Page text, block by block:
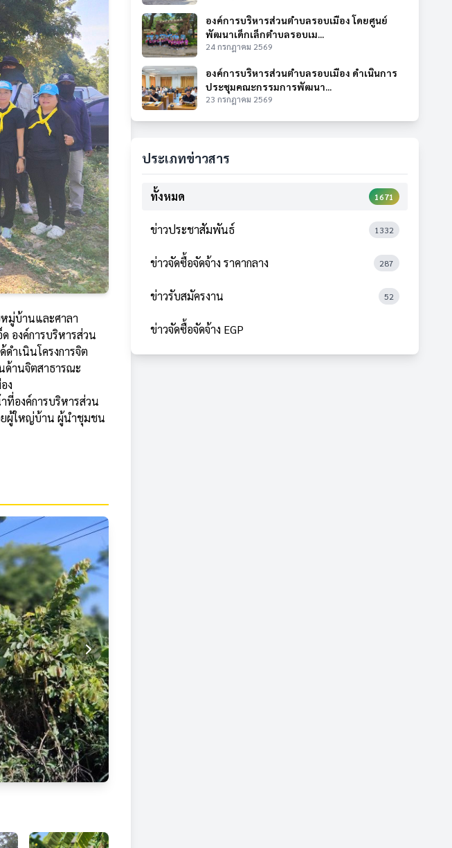
มู่บ้านและศาลา
องค์การบริหารส่วน
ำเนินโครงการจิต
ด้านจิตสาธารณะ
ง
ที่องค์การบริหารส่วน
ยผู้ใหญ่บ้าน ผู้นำชุมชน
องค์การบริหารส่วนตำบลรอบเมือง โดยศูนย์
พัฒนาเด็กเล็กตำบลรอบเม...
24 กรกฎาคม 2569
องค์การบริหารส่วนตำบลรอบเมือง ดำเนินการ
ประชุมคณะกรรมการพัฒนา...
23 กรกฎาคม 2569
ประเภทข่าวสาร
ทั้งหมด 1671
ข่าวประชาสัมพันธ์ 1332
ข่าวจัดซื้อจัดจ้าง ราคากลาง 287
ข่าวรับสมัครงาน 52
ข่าวจัดซื้อจัดจ้าง EGP